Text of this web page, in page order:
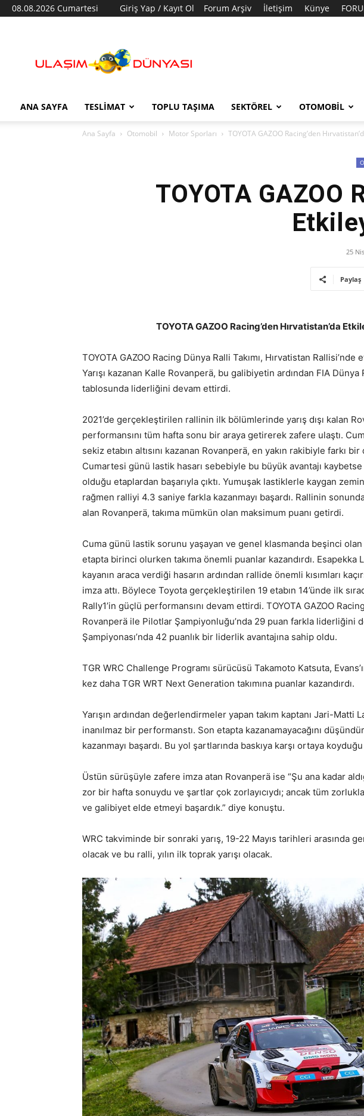
08.08.2026 Cumartesi Giriş Yap / Kayıt Ol Forum Arşiv İletişim Künye
Dünyası
ANA SAYFA TESLIMAT TOPLU TAŞIMA SEKTÖREL OTOMOBIL
Ana Sayfa Otomobil Motor Sporları TOYOTA GAZOO Racing’den
TOYOTA GAZOO
25
Paylaş
TOYOTA GAZOO Racing’den Hırvatistan’da
TOYOTA GAZOO Racing Dünya Ralli Takımı, Hırvatistan
Yarışı kazanan Kalle Rovanperä, bu galibiyetin ardından FIA Dünya
tablosunda liderliğini devam ettirdi.
2021’de gerçekleştirilen rallinin ilk bölümlerinde yarış dışı kalan
performansını tüm hafta sonu bir araya getirerek zafere ulaştı.
sekiz etabın altısını kazanan Rovanperä, en yakın rakibiyle farkı bir
Cumartesi günü lastik hasarı sebebiyle bu büyük avantajı
olduğu etaplardan başarıyla çıktı. Yumuşak lastiklerle kaygan
rağmen ralliyi 4.3 saniye farkla kazanmayı başardı. Rallinin
alan Rovanperä, takıma mümkün olan maksimum puanı getirdi.
Cuma günü lastik sorunu yaşayan ve genel klasmanda beşinci olan
etapta birinci olurken takıma önemli puanlar kazandırdı.
kayanın araca verdiği hasarın ardından rallide önemli kısımları
imza attı. Böylece Toyota gerçekleştirilen 19 etabın 14’ünde ilk
Rally1’in güçlü performansını devam ettirdi. TOYOTA GAZOO
Rovanperä ile Pilotlar Şampiyonluğu’nda 29 puan farkla liderliğini
Şampiyonası’nda 42 puanlık bir liderlik avantajına sahip oldu.
TGR WRC Challenge Programı sürücüsü Takamoto Katsuta,
kez daha TGR WRT Next Generation takımına puanlar kazandırdı.
Yarışın ardından değerlendirmeler yapan takım kaptanı Jari-Matti
inanılmaz bir performanstı. Son etapta kazanamayacağını
kazanmayı başardı. Bu yol şartlarında baskıya karşı ortaya
Üstün sürüşüyle zafere imza atan Rovanperä ise “Şu ana kadar
zor bir hafta sonuydu ve şartlar çok zorlayıcıydı; ancak tüm
ve galibiyet elde etmeyi başardık.” diye konuştu.
WRC takviminde bir sonraki yarış, 19-22 Mayıs tarihleri arasında
olacak ve bu ralli, yılın ilk toprak yarışı olacak.